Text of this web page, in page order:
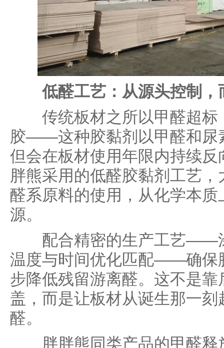
低醛工艺：从源头控制，
传统板材之所以甲醛超标
胶——这种胶黏剂以甲醛和尿
但会在板材使用年限内持续
胖熊采用的低醛胶黏剂工艺
醛系原料的使用，从化学本
源。
配合精密的生产工艺——
温度与时间优化匹配——确保
步降低残留游离醛。这不是靠
盖，而是让板材从诞生那一
醛。
胖胖熊同类产品的甲醛释